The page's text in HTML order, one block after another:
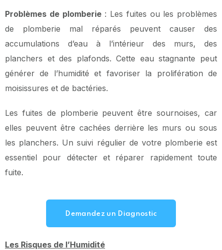
Problèmes de plomberie: Les fuites ou les problèmes
de plomberie mal réparés peuvent causer des
accumulations d’eau à l’intérieur des murs, des
planchers et des plafonds. Cette eau stagnante peut
générer de l’humidité et favoriser la prolifération de
moisissures et de bactéries.
Les fuites de plomberie peuvent être sournoises, car
elles peuvent être cachées derrière les murs ou sous
les planchers. Un suivi régulier de votre plomberie est
essentiel pour détecter et réparer rapidement toute
fuite.
Demandez un Diagnostic
Les Risques de l’Humidité